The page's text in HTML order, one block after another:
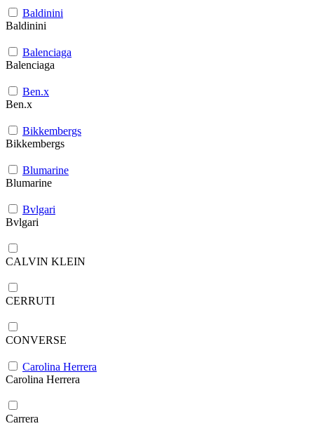
Baldinini
Baldinini
Balenciaga
Balenciaga
Ben.x
Ben.x
Bikkembergs
Bikkembergs
Blumarine
Blumarine
Bvlgari
Bvlgari
CALVIN KLEIN
CERRUTI
CONVERSE
Carolina Herrera
Carolina Herrera
Carrera